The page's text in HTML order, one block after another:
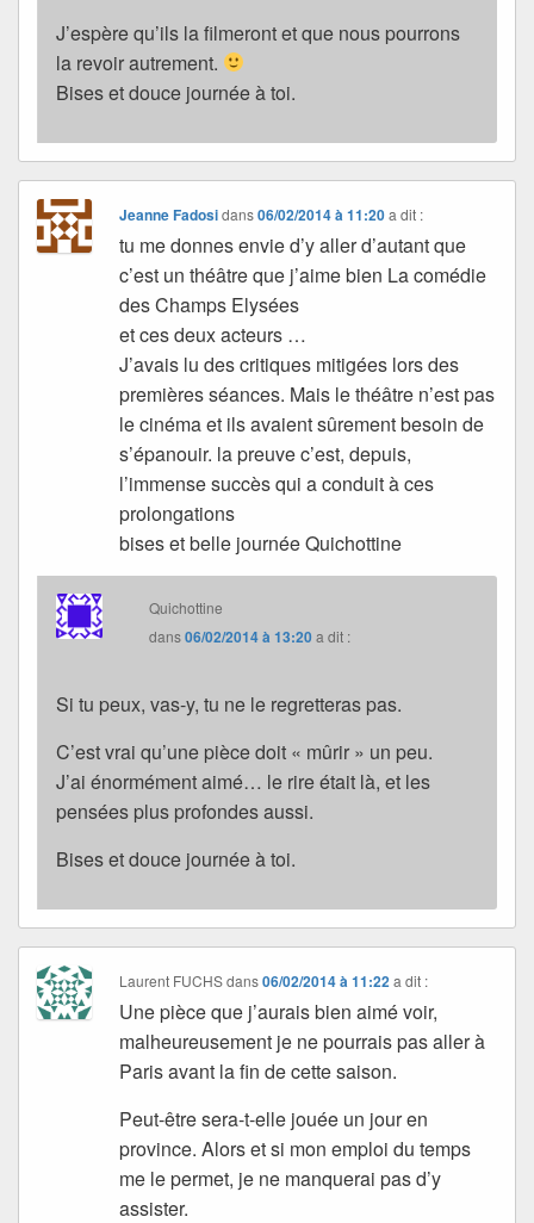
J’espère qu’ils la filmeront et que nous pourrons
la revoir autrement.
Bises et douce journée à toi.
Jeanne Fadosidans06/02/2014 à 11:20 a dit :
tu me donnes envie d’y aller d’autant que
c’est un théâtre que j’aime bien La comédie
des Champs Elysées
et ces deux acteurs …
J’avais lu des critiques mitigées lors des
premières séances. Mais le théâtre n’est pas
le cinéma et ils avaient sûrement besoin de
s’épanouir. la preuve c’est, depuis,
l’immense succès qui a conduit à ces
prolongations
bises et belle journée Quichottine
Quichottine
dans06/02/2014 à 13:20a dit :
Si tu peux, vas-y, tu ne le regretteras pas.
C’est vrai qu’une pièce doit « mûrir » un peu.
J’ai énormément aimé… le rire était là, et les
pensées plus profondes aussi.
Bises et douce journée à toi.
Laurent FUCHSdans06/02/2014 à 11:22 a dit :
Une pièce que j’aurais bien aimé voir,
malheureusement je ne pourrais pas aller à
Paris avant la fin de cette saison.
Peut-être sera-t-elle jouée un jour en
province. Alors et si mon emploi du temps
me le permet, je ne manquerai pas d’y
assister.